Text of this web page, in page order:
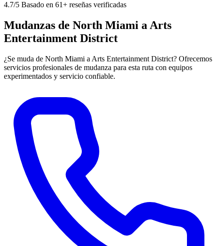
4.7/5 Basado en 61+ reseñas verificadas
Mudanzas de North Miami a Arts
Entertainment District
¿Se muda de North Miami a Arts Entertainment District? Ofrecemos
servicios profesionales de mudanza para esta ruta con equipos
experimentados y servicio confiable.